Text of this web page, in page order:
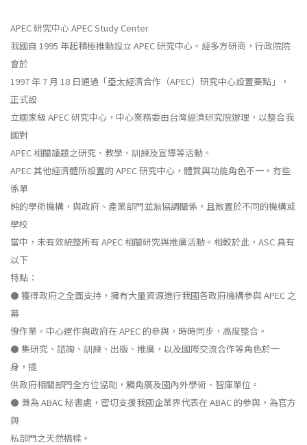
APEC 研究中心 APEC Study Center
我國自 1995 年起積極推動設立 APEC 研究中心。經多方研商，行政院院
會於
1997 年 7 月 18 日通過「亞太經濟合作（APEC）研究中心設置要點」，
正式設
立國家級 APEC 研究中心，中心業務委由台灣經濟研究院辦理，以整合我
國對
APEC 相關議題之研究、教學、訓練及宣導等活動。
APEC 其他經濟體所設置的 APEC 研究中心，體質與功能角色不一。有些
係單
純的學術機構，與政府、產業部門並無協調關係，且散置於不同的機構或
學校
當中，未有效統整所有 APEC 相關研究與推廣活動。相較於此，ASC 具有
以下
特點：
⚫ 獲得政府之全面支持，擁有大量資源進行我國各政府機構參與 APEC 之
幕
僚作業。中心運作與政府在 APEC 的參與，時時同步，高度整合。
⚫ 集研究、諮詢、訓練、出版、推廣，以及國際交流合作等角色於一
身，提
供政府相關部門全方位協助，觸角廣及國內外學術、智庫單位。
⚫ 兼為 ABAC 秘書處，密切支援我國企業界代表在 ABAC 的參與，為官方
與
私部門之天然橋樑。